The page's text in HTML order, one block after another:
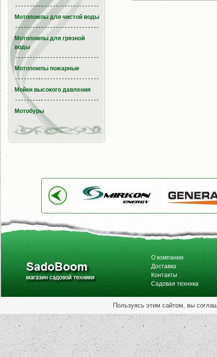
Мотопомпы для чистой воды
Мотопомпы для грязной
воды
Мотопомпы пожарные
Мойки высокого давления
Мотобуры
О компании
Доставка
Контакты
Садовая техника
Пользуясь этим сайтом, вы